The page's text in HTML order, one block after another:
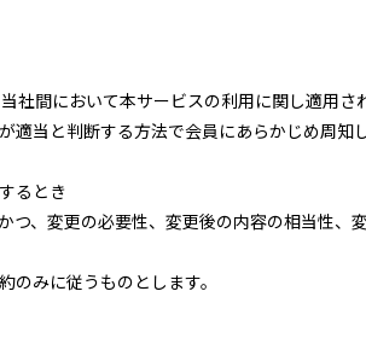
社間において本サービスの利用に関し適用さ
適当と判断する方法で会員にあらかじめ周
るとき
つ、変更の必要性、変更後の内容の相当性
のみに従うものとします。